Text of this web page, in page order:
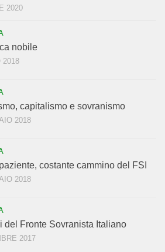
2020
nobile
2018
capitalismo e sovranismo
2018
paziente, costante cammino del FSI
2018
del Fronte Sovranista Italiano
2017